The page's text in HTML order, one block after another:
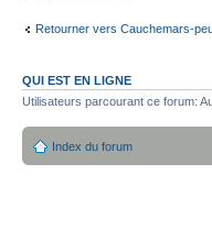
Retourner vers Cauchemars-
QUI EST EN LIGNE
Utilisateurs parcourant ce forum:
Index du forum